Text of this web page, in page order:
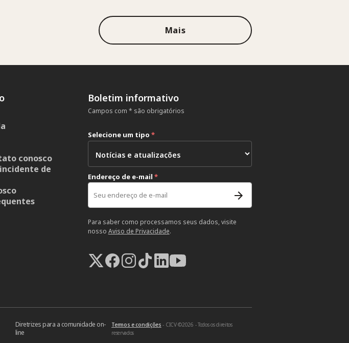
Mais
conosco
de
Boletim informativo
Campos com * são obrigatórios
Selecione um tipo *
Endereço de e-mail *
Para saber como processamos seus dados, visite
nosso Aviso de Privacidade.
Diretrizes para a comunidade on-
line
Termos e condições - CICV ©2026 - Todos os direitos
reservados